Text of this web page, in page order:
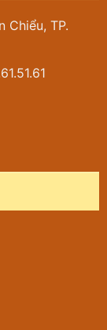
Chiểu, TP.